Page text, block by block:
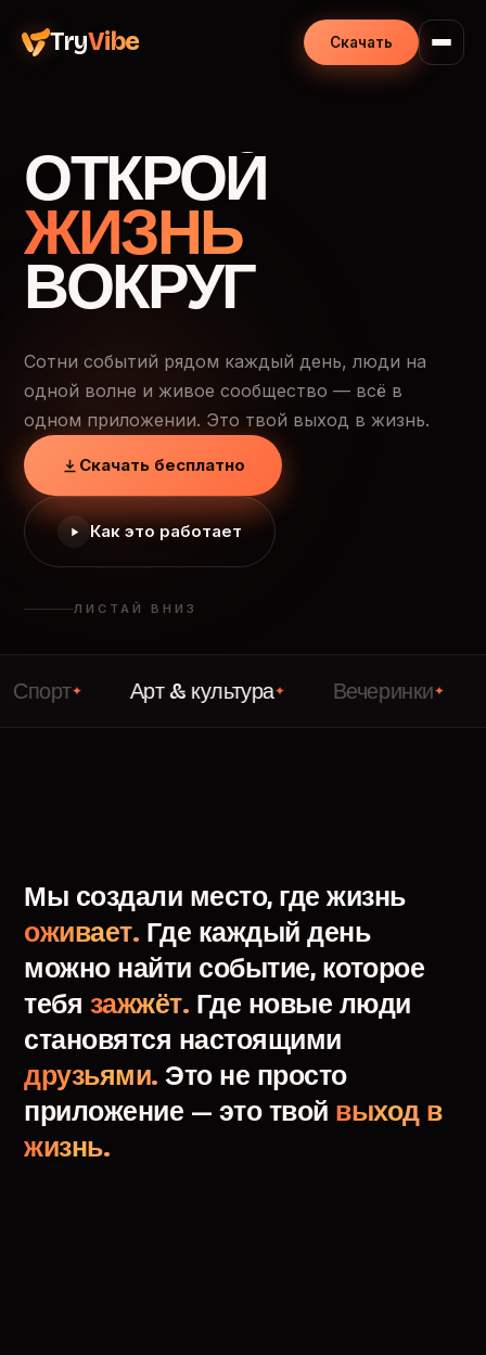
TryVibe Скачать
ОТКРОЙ
ЖИЗНЬ
ВОКРУГ
Сотни событий рядом каждый день, люди на
одной волне и живое сообщество — всё в
одном приложении. Это твой выход в жизнь.
Скачать бесплатно
Как это работает
ЛИСТАЙ ВНИЗ
Арт & культура✦ Вечеринки✦
Мы создали место, где жизнь
оживает. Где каждый день
можно найти событие, которое
тебя зажжёт. Где новые люди
становятся настоящими
друзьями. Это не просто
приложение — это твой выход в
жизнь.